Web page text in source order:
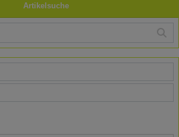
Artikelsuche